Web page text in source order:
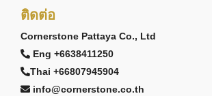
ติดต่อ
Cornerstone Pattaya Co., Ltd
Eng +6638411250
Thai +66807945904
info@cornerstone.co.th